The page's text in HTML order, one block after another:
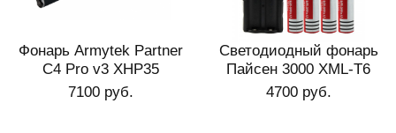
Фонарь Armytek Partner
C4 Pro v3 XHP35
7100 руб.
Светодиодный фонарь
Пайсен 3000 XML-T6
4700 руб.